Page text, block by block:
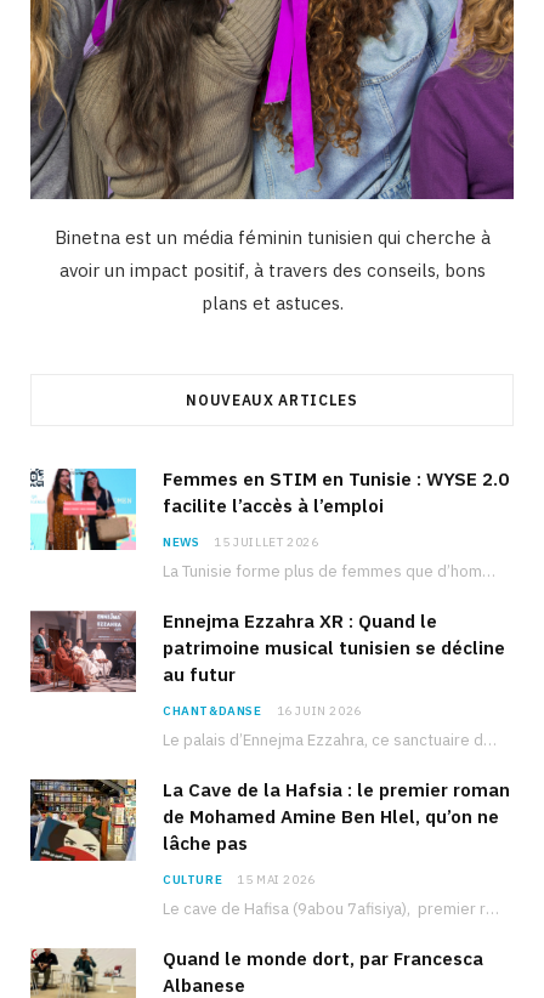
Binetna est un média féminin tunisien qui cherche à
avoir un impact positif, à travers des conseils, bons
plans et astuces.
NOUVEAUX ARTICLES
Femmes en STIM en Tunisie : WYSE 2.0
facilite l’accès à l’emploi
NEWS 15 JUILLET 2026
La Tunisie forme plus de femmes que d’hommes dans les filières scientifiques. Pourtant, pour beaucoup…
Ennejma Ezzahra XR : Quand le
patrimoine musical tunisien se décline
au futur
CHANT&DANSE 16 JUIN 2026
Le palais d’Ennejma Ezzahra, ce sanctuaire de la musique tunisienne et méditerranéenne construit par le…
La Cave de la Hafsia : le premier roman
de Mohamed Amine Ben Hlel, qu’on ne
lâche pas
CULTURE 15 MAI 2026
Le cave de Hafisa (9abou 7afisiya), premier roman du journaliste tunisien Mohamed Amine Ben Hlel,…
Quand le monde dort, par Francesca
Albanese